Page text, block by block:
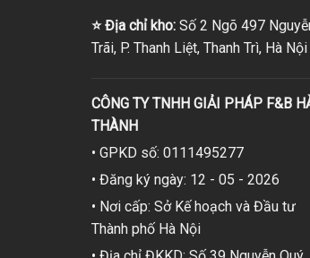
⭐Địa chỉ kho: Số 2 Ngõ 497
Trãi, P. Thanh Liệt, Thanh Trì, Hà Nội
CÔNG TY TNHH GIẢI PHÁP F&B
THÀNH
• GPKD số: 0111495277
• Đăng ký ngày: 12 - 05 - 2026
• Nơi cấp: Sở Kế hoạch và Đầu tư
Thành phố Hà Nội